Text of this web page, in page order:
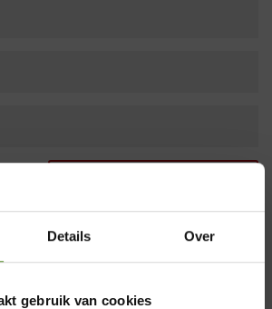
Details Over
gebruik van cookies